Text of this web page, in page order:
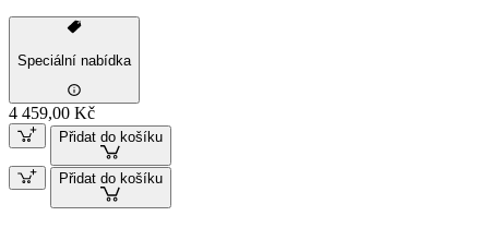
Speciální nabídka
4 459,00 Kč
Přidat do košíku
Přidat do košíku